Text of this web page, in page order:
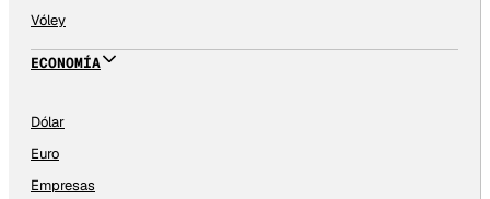
Vóley
ECONOMÍA
Dólar
Euro
Empresas